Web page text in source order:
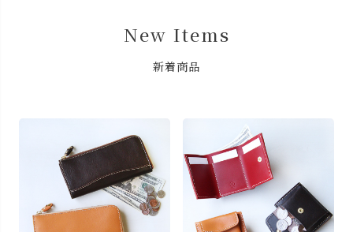
New Items
新着商品